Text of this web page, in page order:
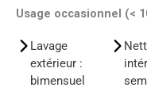
Usage occasionnel (<
Lavage
extérieur :
bimensuel